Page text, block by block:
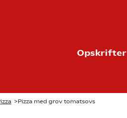
Opskrifter
>Pizza med grov tomatsovs